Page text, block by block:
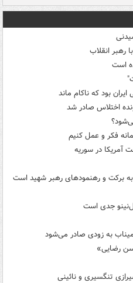
است
بود که ناکام ماند
فکر و عمل کنیم
آمریکا در سوریه
برکت و رهنمودهای رهبر شهید است
جدی است
میناب به زودی صادر می‌شود
رضایی»
تنگسیری و نائینی